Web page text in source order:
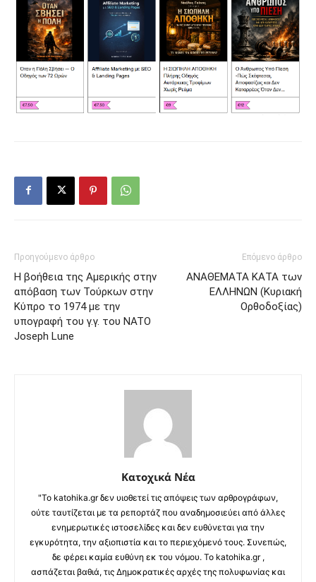
Προηγούμενο άρθρο
Η βοήθεια της Αμερικής στην
απόβαση των Τούρκων στην
Κύπρο το 1974 με την
υπογραφή του γ.γ. του NATO
Joseph Lune
Επόμενο άρθρο
ANΑΘΕΜΑΤΑ ΚΑΤΑ των
ΕΛΛΗΝΩΝ (Κυριακή
Ορθοδοξίας)
Κατοχικά Νέα
"Το katohika.gr δεν υιοθετεί τις απόψεις των αρθρογράφων,
ούτε ταυτίζεται με τα ρεπορτάζ που αναδημοσιεύει από άλλες
ενημερωτικές ιστοσελίδες και δεν ευθύνεται για την
εγκυρότητα, την αξιοπιστία και το περιεχόμενό τους. Συνεπώς,
δε φέρει καμία ευθύνη εκ του νόμου. Το katohika.gr ,
ασπάζεται βαθιά, τις Δημοκρατικές αρχές της πολυφωνίας και